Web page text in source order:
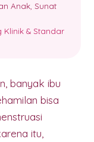
Anak, Sunat
Klinik & Standar
banyak ibu
bisa
itu,